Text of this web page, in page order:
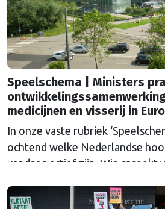
Speelschema | Ministers
medicijnen en visserij in
In onze vaste rubriek
ochtend welke Nederlandse
vandaag actief zijn. Wie spreekt
agenda?